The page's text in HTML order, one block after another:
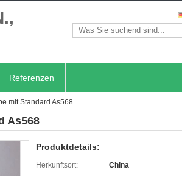
Referenzen
mit Standard As568
As568
Produktdetails:
Herkunftsort:
China